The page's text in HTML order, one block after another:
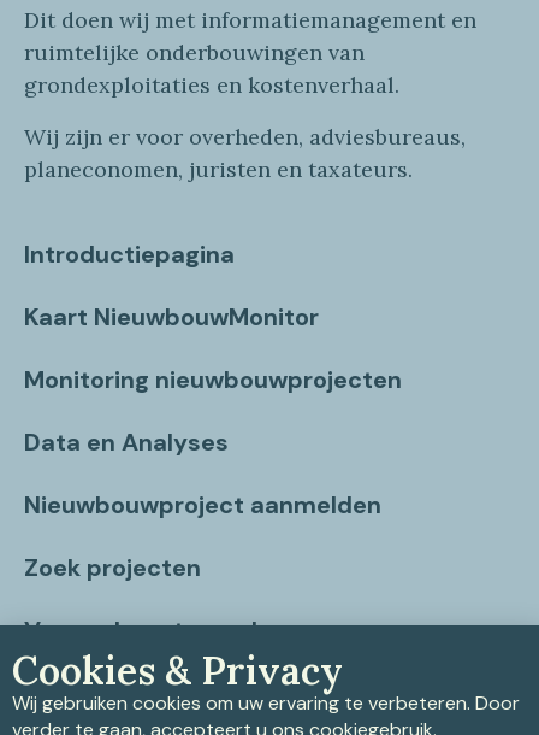
Dit doen wij met informatiemanagement en
ruimtelijke onderbouwingen van
grondexploitaties en kostenverhaal.
Wij zijn er voor overheden, adviesbureaus,
planeconomen, juristen en taxateurs.
Introductiepagina
Kaart NieuwbouwMonitor
Monitoring nieuwbouwprojecten
Data en Analyses
Nieuwbouwproject aanmelden
Zoek projecten
Vragen beantwoord
Contact
Cookies & Privacy
Wij gebruiken cookies om uw ervaring te verbeteren. Door
verder te gaan, accepteert u ons cookiegebruik.